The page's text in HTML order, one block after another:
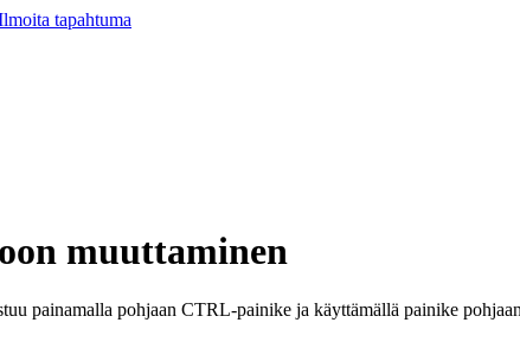
tapahtuma
muuttaminen